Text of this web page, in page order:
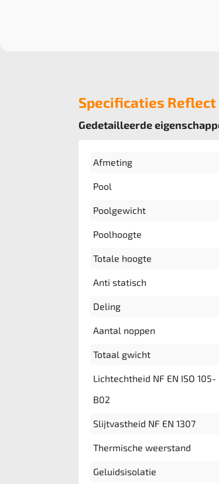
Specificaties Reflect
Gedetailleerde
Afmeting
Pool
Poolgewicht
Poolhoogte
Totale hoogte
Anti statisch
Deling
Aantal noppen
Totaal gwicht
Lichtechtheid NF EN ISO 105-
B02
Slijtvastheid NF EN 1307
Thermische weerstand
Geluidsisolatie